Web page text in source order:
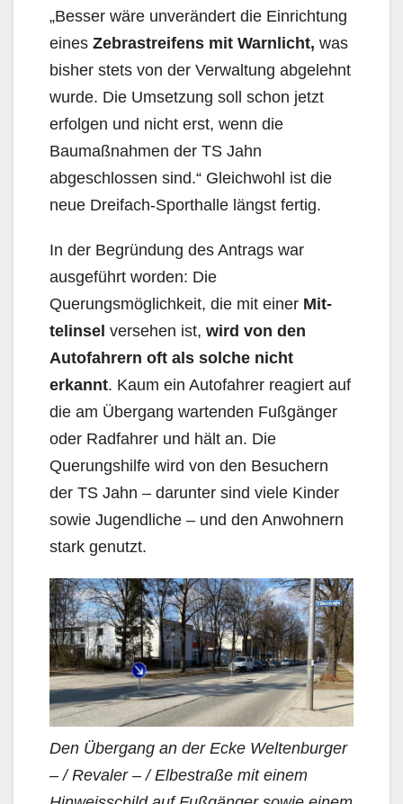
„Besser wäre unverändert die Einrichtung
eines Zebra­streifens mit Warnlicht, was
bisher stets von der Verwaltung abgelehnt
wurde. Die Umsetzung soll schon jetzt
erfolgen und nicht erst, wenn die
Baumaßnahmen der TS Jahn
abgeschlossen sind.“ Gleichwohl ist die
neue Dreifach-Sporthalle längst fertig.
In der Begründung des Antrags war
ausgeführt worden: Die
Querungsmöglichkeit, die mit einer Mit­
telinsel versehen ist, wird von den
Autofahrern oft als solche nicht
erkannt. Kaum ein Autofah­rer reagiert auf
die am Übergang wartenden Fußgänger
oder Radfahrer und hält an. Die
Querungs­hilfe wird von den Besuchern
der TS Jahn – darunter sind viele Kinder
sowie Jugendliche – und den Anwohnern
stark genutzt.
Den Übergang an der Ecke Weltenburger
– / Revaler – / Elbestraße mit einem